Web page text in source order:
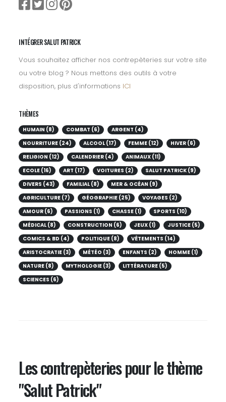
INTÉGRER SALUT PATRICK
Vous souhaitez afficher nos contrepèteries sur votre site
ou votre blog ? Nous mettons des outils à votre
disposition, plus d'informations ICI
THÈMES
HUMAIN (8) COMBAT (6)
ARGENT (4)
NOURRITURE (24)
ALCOOL (17) FEMME (12)
HIVER (6)
RELIGION (12)
CALENDRIER (4)
ANIMAUX (11)
ECOLE (16)
ART (17) VOITURES (2)
SALUT PATRICK (9)
DIVERS (43)
FAMILIAL (8)
MER & OCÉAN (9)
AGRICULTURE (7)
GÉOGRAPHIE (25)
VOYAGES (2)
AMOUR (6)
PASSIONS (1) CHASSE (1)
SPORTS (10)
MÉDICAL (8)
CONSTRUCTION (6) JEUX (1)
JUSTICE (5)
COMICS & BD (4)
POLITIQUE (8)
VÊTEMENTS (14)
ARISTOCRATIE (3)
MÉTÉO (3) ENFANTS (2)
HOMME (1)
NATURE (8)
MYTHOLOGIE (3)
LITTÉRATURE (5)
SCIENCES (6)
Les contrepèteries pour le thème
"Salut Patrick"